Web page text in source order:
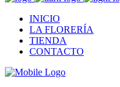
INICIO
LA FLORERÍA
TIENDA
CONTACTO